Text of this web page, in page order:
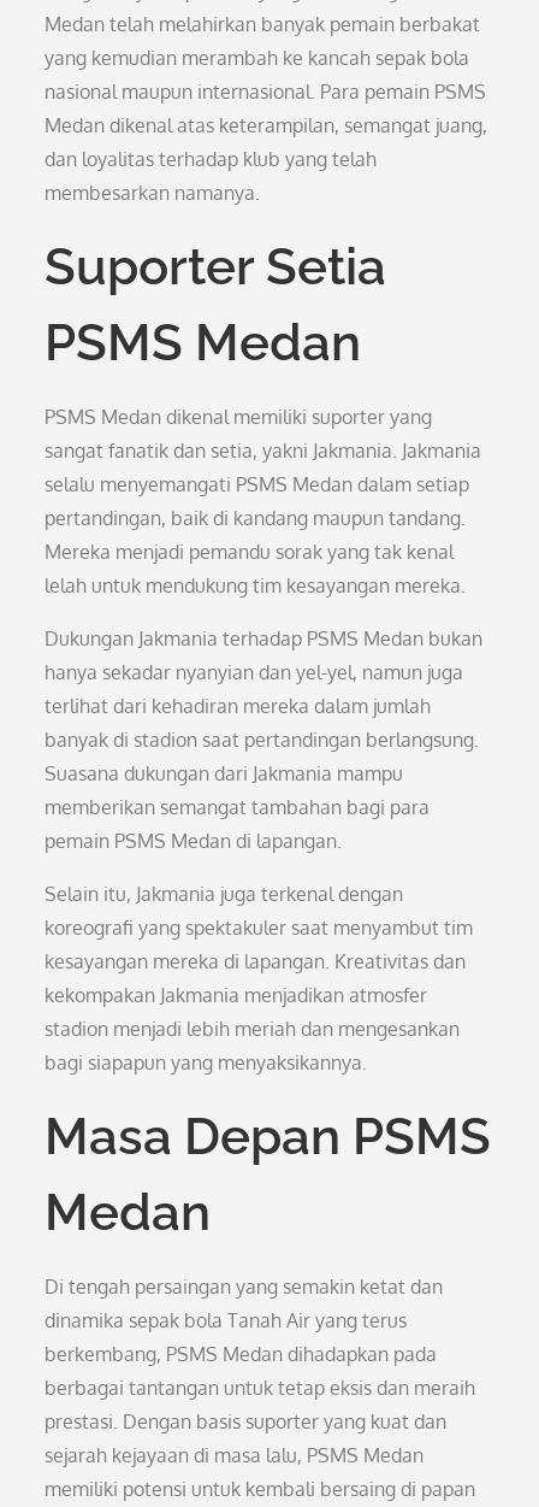
Medan telah melahirkan banyak pemain berbakat
yang kemudian merambah ke kancah sepak bola
nasional maupun internasional. Para pemain PSMS
Medan dikenal atas keterampilan, semangat juang,
dan loyalitas terhadap klub yang telah
membesarkan namanya.
Suporter Setia
PSMS Medan
PSMS Medan dikenal memiliki suporter yang
sangat fanatik dan setia, yakni Jakmania. Jakmania
selalu menyemangati PSMS Medan dalam setiap
pertandingan, baik di kandang maupun tandang.
Mereka menjadi pemandu sorak yang tak kenal
lelah untuk mendukung tim kesayangan mereka.
Dukungan Jakmania terhadap PSMS Medan bukan
hanya sekadar nyanyian dan yel-yel, namun juga
terlihat dari kehadiran mereka dalam jumlah
banyak di stadion saat pertandingan berlangsung.
Suasana dukungan dari Jakmania mampu
memberikan semangat tambahan bagi para
pemain PSMS Medan di lapangan.
Selain itu, Jakmania juga terkenal dengan
koreografi yang spektakuler saat menyambut tim
kesayangan mereka di lapangan. Kreativitas dan
kekompakan Jakmania menjadikan atmosfer
stadion menjadi lebih meriah dan mengesankan
bagi siapapun yang menyaksikannya.
Masa Depan PSMS
Medan
Di tengah persaingan yang semakin ketat dan
dinamika sepak bola Tanah Air yang terus
berkembang, PSMS Medan dihadapkan pada
berbagai tantangan untuk tetap eksis dan meraih
prestasi. Dengan basis suporter yang kuat dan
sejarah kejayaan di masa lalu, PSMS Medan
memiliki potensi untuk kembali bersaing di papan